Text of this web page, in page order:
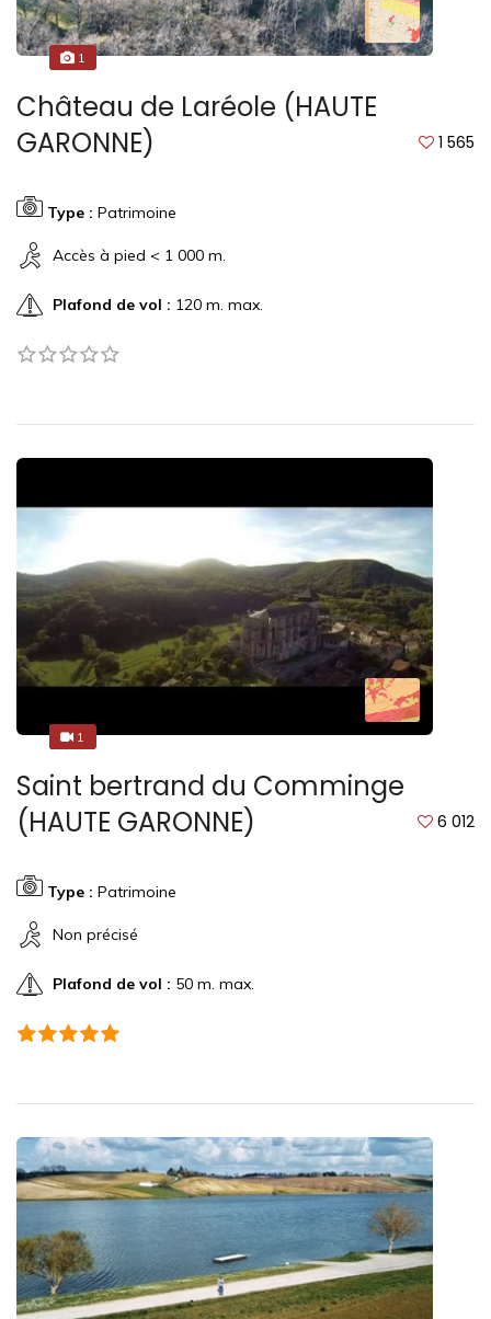
1
Château de Laréole (HAUTE
GARONNE)
1 565
Type : Patrimoine
Accès à pied < 1 000 m.
Plafond de vol : 120 m. max.
11
Saint bertrand du Comminge
(HAUTE GARONNE)
6 012
Type : Patrimoine
Non précisé
Plafond de vol : 50 m. max.